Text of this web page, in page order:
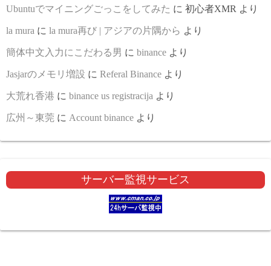
Ubuntuでマイニングごっこをしてみた に 初心者XMR より
la mura に la mura再び | アジアの片隅から より
簡体中文入力にこだわる男 に binance より
Jasjarのメモリ増設 に Referal Binance より
大荒れ香港 に binance us registracija より
広州～東莞 に Account binance より
サーバー監視サービス